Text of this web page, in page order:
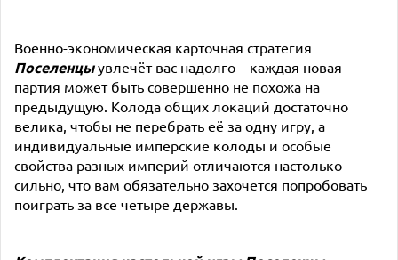
Военно-экономическая карточная стратегия
Поселенцыувлечёт вас надолго – каждая новая
партия может быть совершенно не похожа на
предыдущую. Колода общих локаций достаточно
велика, чтобы не перебрать её за одну игру, а
индивидуальные имперские колоды и особые
свойства разных империй отличаются настолько
сильно, что вам обязательно захочется попробовать
поиграть за все четыре державы.